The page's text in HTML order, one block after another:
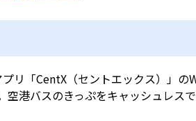
リ「CentX（セントエックス）」の
空港バスのきっぷをキャッシュレス